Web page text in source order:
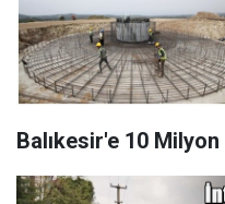
Balıkesir'e 10